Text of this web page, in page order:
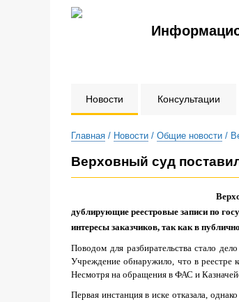
Новости Консультации
Главная / Новости / Общие новости /
Верховный суд
дублирующие реестровые записи по
интересы заказчиков, так как в
Поводом для разбирательства стало
Учреждение обнаружило, что в реестре
Несмотря на обращения в ФАС и
Первая инстанция в иске отказала,